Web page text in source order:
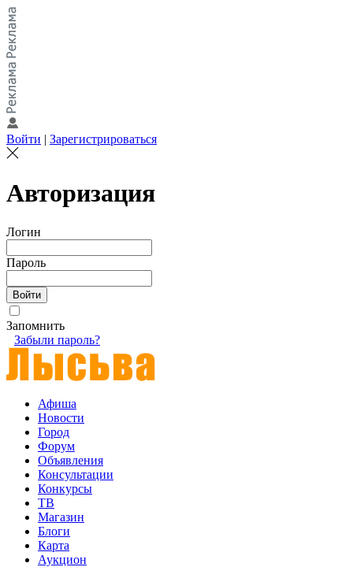
Войти | Зарегистрироваться
Авторизация
Логин
Пароль
Запомнить
Забыли пароль?
Афиша
Новости
Город
Форум
Объявления
Консультации
Конкурсы
ТВ
Магазин
Блоги
Карта
Аукцион